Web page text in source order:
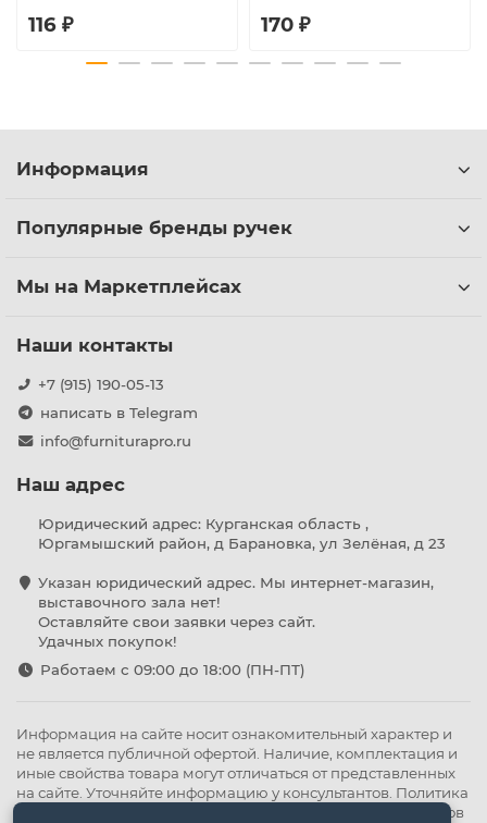
116 ₽ 170 ₽
Информация
Популярные бренды ручек
Мы на Маркетплейсах
Наши контакты
+7 (915) 190-05-13
написать в Telegram
info@furniturapro.ru
Наш адрес
Юридический адрес: Курганская область ,
Юргамышский район, д Барановка, ул Зелёная, д 23
Указан юридический адрес. Мы интернет-магазин,
выставочного зала нет!
Оставляйте свои заявки через сайт.
Удачных покупок!
Работаем с 09:00 до 18:00 (ПН-ПТ)
Информация на сайте носит ознакомительный характер и
не является публичной офертой. Наличие, комплектация и
иные свойства товара могут отличаться от представленных
на сайте. Уточняйте информацию у консультантов. Политика
Политика обработки файлов